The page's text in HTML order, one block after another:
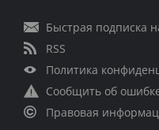
Быстрая подписка
RSS
Политика
Сообщить об
Правовая